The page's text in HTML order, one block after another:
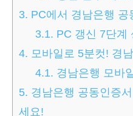
3. PC에서 경남은행 공
3.1. PC 갱신 7단계
4. 모바일로 5분컷! 경
4.1. 경남은행 모바
5. 경남은행 공동인증
세요!